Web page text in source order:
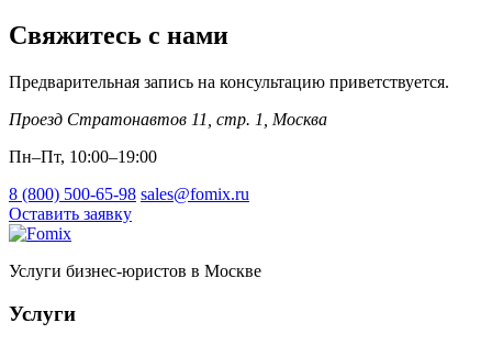
Свяжитесь с нами
Предварительная запись на консультацию приветствуется.
Проезд Стратонавтов 11, стр. 1
Москва
Пн–Пт, 10:00–19:00
8 (800) 500-65-98 sales@fomix.ru
Оставить заявку
Услуги бизнес-юристов в Москве
Услуги